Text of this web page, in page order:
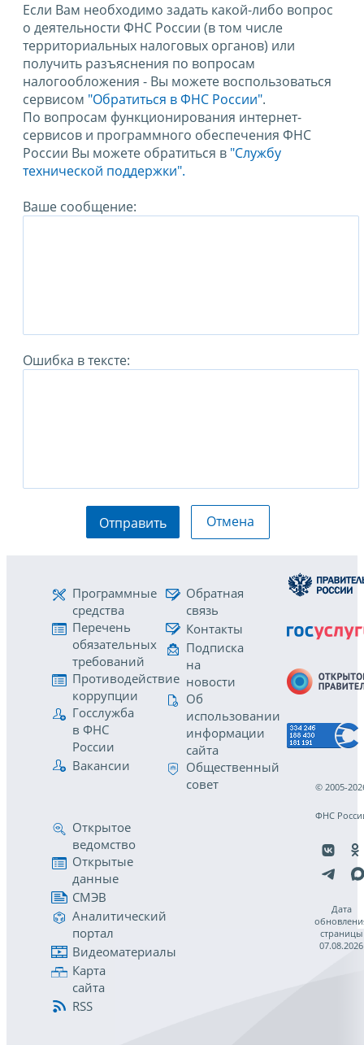
Если Вам необходимо задать какой-либо вопрос
о деятельности ФНС России (в том числе
территориальных налоговых органов) или
получить разъяснения по вопросам
налогообложения - Вы можете воспользоваться
сервисом "Обратиться в ФНС России".
По вопросам функционирования интернет-
сервисов и программного обеспечения ФНС
России Вы можете обратиться в "Службу
технической поддержки".
Ваше сообщение:
Ошибка в тексте:
Отправить Отмена
Программные
средства
Перечень
обязательных
требований
Противодействие
коррупции
Госслужба
в ФНС
России
Вакансии
Обратная
связь
Контакты
Подписка
на
новости
Об
использовании
информации
сайта
Общественный
совет
Открытое
ведомство
Открытые
данные
СМЭВ
Аналитический
портал
Видеоматериалы
Карта
сайта
RSS
© 2005-
ФНС
Дата
страницы
07.08.2026